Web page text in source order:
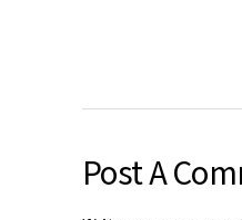
Post A